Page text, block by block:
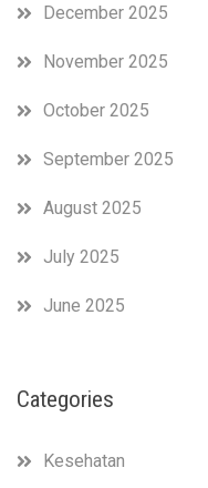
December 2025
November 2025
October 2025
September 2025
August 2025
July 2025
June 2025
Categories
Kesehatan